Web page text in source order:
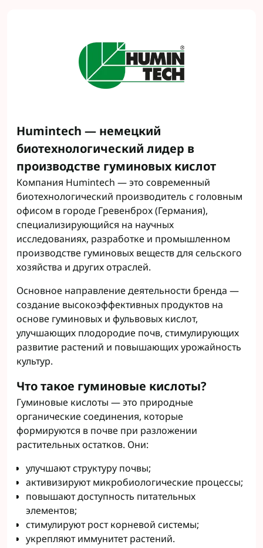
Humintech — немецкий
биотехнологический лидер в
производстве гуминовых кислот
Компания Humintech — это современный
биотехнологический производитель с головным
офисом в городе Гревенброх (Германия),
специализирующийся на научных
исследованиях, разработке и промышленном
производстве гуминовых веществ для сельского
хозяйства и других отраслей.
Основное направление деятельности бренда —
создание высокоэффективных продуктов на
основе гуминовых и фульвовых кислот,
улучшающих плодородие почв, стимулирующих
развитие растений и повышающих урожайность
культур.
Что такое гуминовые кислоты?
Гуминовые кислоты — это природные
органические соединения, которые
формируются в почве при разложении
растительных остатков. Они:
улучшают структуру почвы;
активизируют микробиологические процессы;
повышают доступность питательных
элементов;
стимулируют рост корневой системы;
укрепляют иммунитет растений.